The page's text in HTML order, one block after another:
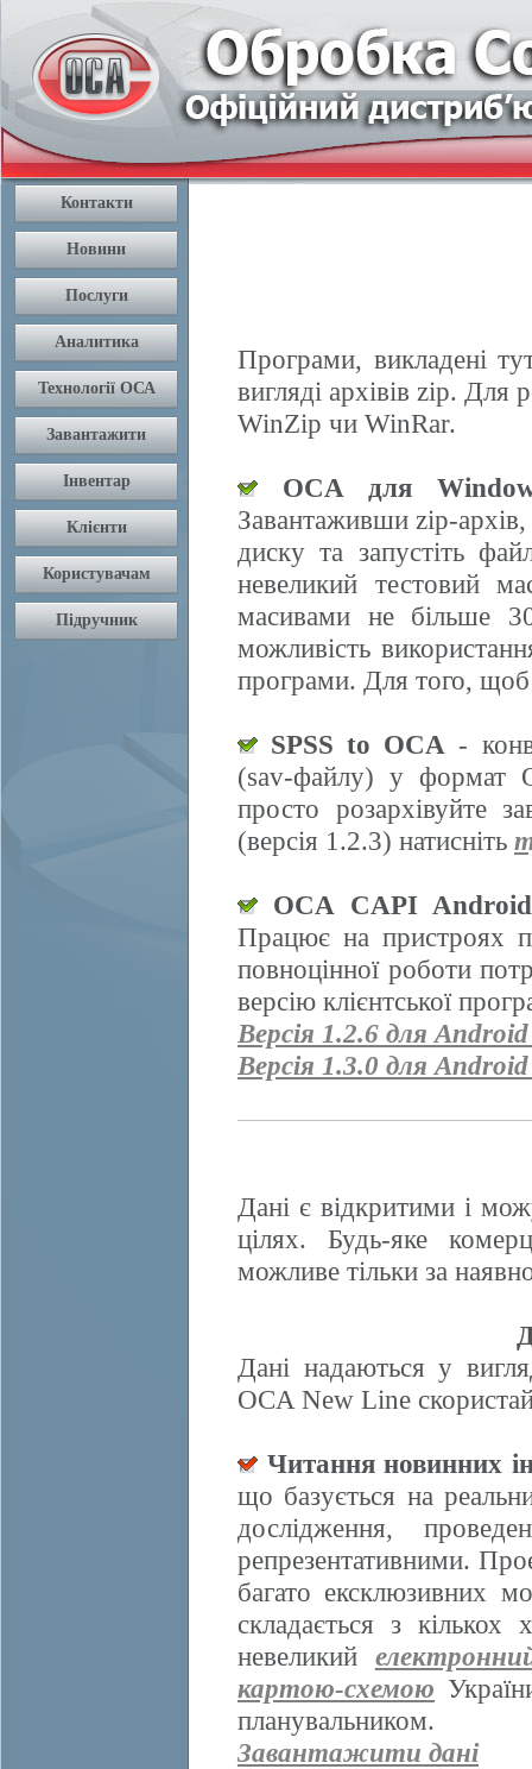
Програми, викладені
вигляді архівів zip. Для
WinZip чи WinRar.
OCA для
Завантаживши zip-
диску та запустіть
невеликий тестовий
масивами не більше
можливість
програми. Для того, щоб
SPSS to OCA -
(sav-файлу) у формат
просто розархівуйте
(версія 1.2.3) натисніть
OCA CAPI Android
Працює на пристроях
повноцінної роботи
версію клієнтської
Версія 1.2.6 для
Версія 1.3.0 для
Дані є відкритими і
цілях. Будь-яке
можливе тільки за
Дані надаються у
OCA New Line
Читання новинних
що базується на
дослідження,
репрезентативними.
багато ексклюзивних
складається з
невеликий
картою-схемою
планувальником.
Завантажити дані